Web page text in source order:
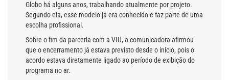
Globo há alguns anos, trabalhando atualmente por projeto.
Segundo ela, esse modelo já era conhecido e faz parte de uma
escolha profissional.
Sobre o fim da parceria com a VIU, a comunicadora afirmou
que o encerramento já estava previsto desde o início, pois o
acordo estava diretamente ligado ao período de exibição do
programa no ar.